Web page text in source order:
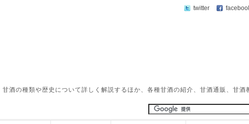
twitter
酒の種類や歴史について詳しく解説するほか、各種甘酒の紹介、甘酒通販、甘酒